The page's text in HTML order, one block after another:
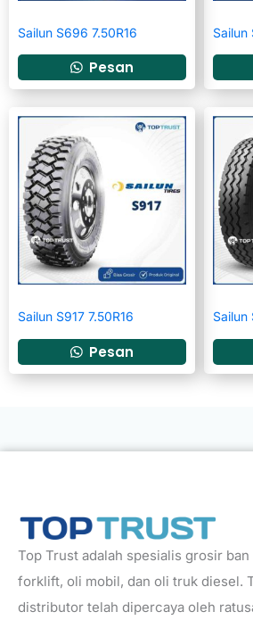
Sailun S696 7.50R16
Pesan
Sailun
Sailun S917 7.50R16
Pesan
Sailun
Top Trust adalah spesialis grosir
forklift, oli mobil, dan oli truk diesel.
distributor telah dipercaya oleh